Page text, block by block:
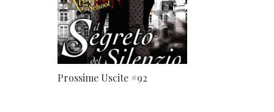
Prossime Uscite #92